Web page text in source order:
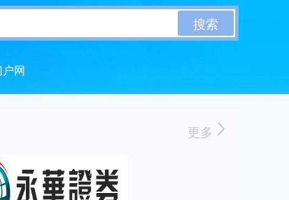
搜索
网
更多